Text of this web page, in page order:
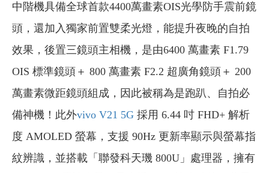
中階機具備全球首款4400萬畫素OIS光學防手震前鏡
頭，還加入獨家前置雙柔光燈，能提升夜晚的自拍
效果，後置三鏡頭主相機，是由6400 萬畫素 F1.79
OIS 標準鏡頭＋ 800 萬畫素 F2.2 超廣角鏡頭＋ 200
萬畫素微距鏡頭組成，因此被稱為是跑趴、自拍必
備神機！此外vivo V21 5G 採用 6.44 吋 FHD+ 解析
度 AMOLED 螢幕，支援 90Hz 更新率顯示與螢幕指
紋辨識，並搭載「聯發科天璣 800U」處理器，擁有